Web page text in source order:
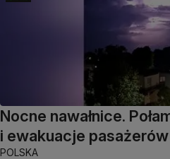
Nocne nawałnice.
i ewakuacje pasażerów
POLSKA